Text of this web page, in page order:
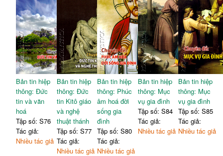
Bản tin hiệp
thông: Đức
tin và văn
hoá
Tập số: S76
Tác giả:
Nhiều tác giả
Bản tin hiệp
thông: Đức
tin Kitô giáo
và nghệ
thuật thánh
Tập số: S77
Tác giả:
Nhiều tác giả
Bản tin hiệp
thông: Phúc
âm hoá đời
sống gia
đình
Tập số: S80
Tác giả:
Nhiều tác giả
Bản tin hiệp
thông: Mục
vụ gia đình
Tập số: S84
Tác giả:
Nhiều tác giả
Bản tin hiệp
thông: Mục
vụ gia đình
Tập số: S85
Tác giả:
Nhiều tác giả